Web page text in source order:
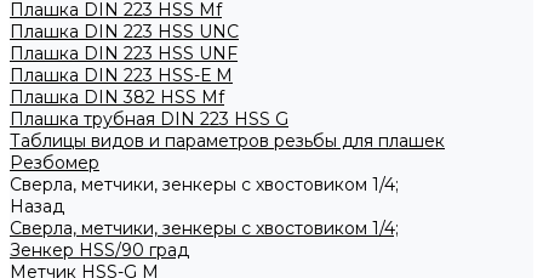
Плашка DIN 223 HSS Mf
Плашка DIN 223 HSS UNC
Плашка DIN 223 HSS UNF
Плашка DIN 223 HSS-Е M
Плашка DIN 382 HSS Mf
Плашка трубная DIN 223 HSS G
Таблицы видов и параметров резьбы для плашек
Резбомер
Сверла, метчики, зенкеры с хвостовиком 1/4;
Назад
Сверла, метчики, зенкеры с хвостовиком 1/4;
Зенкер HSS/90 град
Метчик HSS-G М